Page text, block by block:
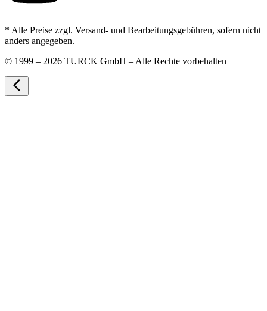
* Alle Preise zzgl. Versand- und Bearbeitungsgebühren, sofern nicht
anders angegeben.
© 1999 – 2026 TURCK GmbH – Alle Rechte vorbehalten
arrow_back_ios_new